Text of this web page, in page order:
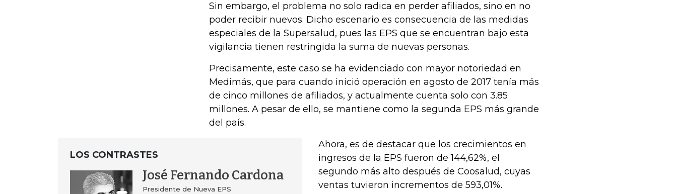
Sin embargo, el problema no solo radica en perder afiliados, sino en no
poder recibir nuevos. Dicho escenario es consecuencia de las medidas
especiales de la Supersalud, pues las EPS que se encuentran bajo esta
vigilancia tienen restringida la suma de nuevas personas.
Precisamente, este caso se ha evidenciado con mayor notoriedad en
Medimás, que para cuando inició operación en agosto de 2017 tenía más
de cinco millones de afiliados, y actualmente cuenta solo con 3.85
millones. A pesar de ello, se mantiene como la segunda EPS más grande
del país.
LOS CONTRASTES
José Fernando Cardona
Presidente de Nueva EPS
Ahora, es de destacar que los crecimientos en
ingresos de la EPS fueron de 144,62%, el
segundo más alto después de Coosalud, cuyas
ventas tuvieron incrementos de 593,01%.